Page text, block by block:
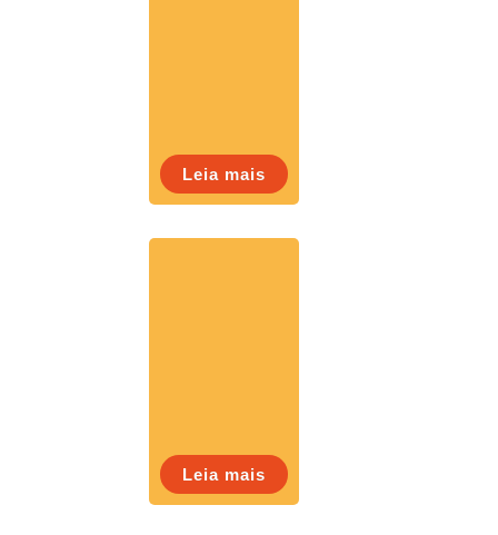
Leia mais
Leia mais